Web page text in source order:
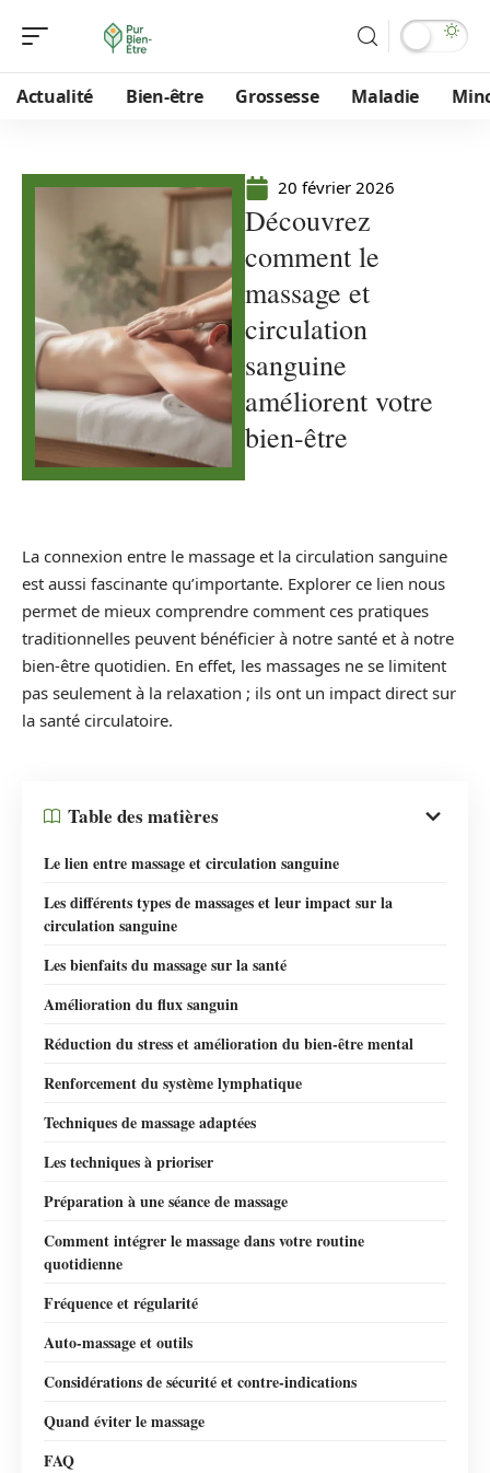
Actualité Bien-être Grossesse Maladie
20 février 2026
Découvrez
comment le
massage et
circulation
sanguine
améliorent votre
bien-être
La connexion entre le massage et la circulation sanguine
est aussi fascinante qu’importante. Explorer ce lien nous
permet de mieux comprendre comment ces pratiques
traditionnelles peuvent bénéficier à notre santé et à notre
bien-être quotidien. En effet, les massages ne se limitent
pas seulement à la relaxation ; ils ont un impact direct sur
la santé circulatoire.
Table des matières
Le lien entre massage et circulation sanguine
Les différents types de massages et leur impact sur la
circulation sanguine
Les bienfaits du massage sur la santé
Amélioration du flux sanguin
Réduction du stress et amélioration du bien-être mental
Renforcement du système lymphatique
Techniques de massage adaptées
Les techniques à prioriser
Préparation à une séance de massage
Comment intégrer le massage dans votre routine
quotidienne
Fréquence et régularité
Auto-massage et outils
Considérations de sécurité et contre-indications
Quand éviter le massage
FAQ